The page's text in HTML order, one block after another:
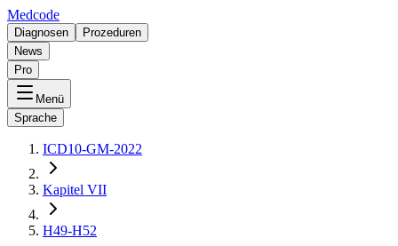
Medcode
Diagnosen
Prozeduren
News
Pro
Menü
Sprache
ICD10-GM-2022
Kapitel VII
H49-H52